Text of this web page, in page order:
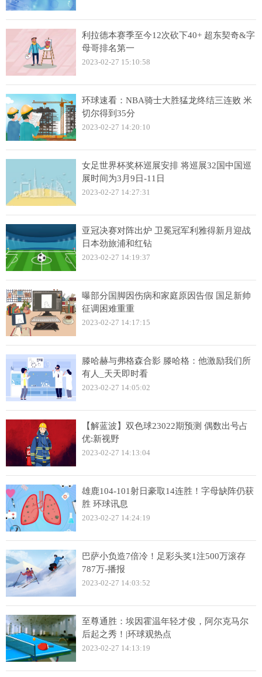
利拉德本赛季至今12次砍下40+ 超东契奇&字
母哥排名第一
2023-02-27 15:10:58
环球速看：NBA骑士大胜猛龙终结三连败 米
切尔得到35分
2023-02-27 14:20:10
女足世界杯奖杯巡展安排 将巡展32国中国巡
展时间为3月9日-11日
2023-02-27 14:27:31
亚冠决赛对阵出炉 卫冕冠军利雅得新月迎战
日本劲旅浦和红钻
2023-02-27 14:19:37
曝部分国脚因伤病和家庭原因告假 国足新帅
征调困难重重
2023-02-27 14:17:15
滕哈赫与弗格森合影 滕哈格：他激励我们所
有人_天天即时看
2023-02-27 14:05:02
【解蓝波】双色球23022期预测 偶数出号占
优:新视野
2023-02-27 14:13:04
雄鹿104-101射日豪取14连胜！字母缺阵仍获
胜 环球讯息
2023-02-27 14:24:19
巴萨小负造7倍冷！足彩头奖1注500万滚存
787万-播报
2023-02-27 14:03:52
至尊通胜：埃因霍温年轻才俊，阿尔克马尔
后起之秀！|环球观热点
2023-02-27 14:13:19